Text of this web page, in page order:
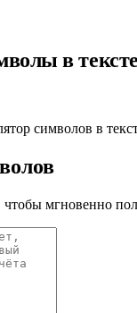
в
символов в
чтобы мгновенно